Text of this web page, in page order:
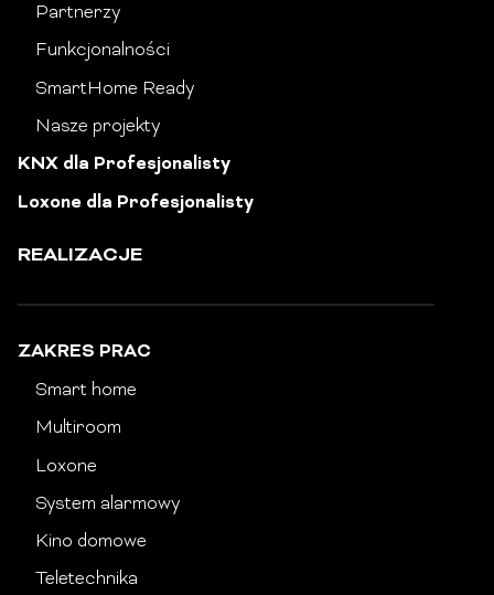
Partnerzy
Funkcjonalności
SmartHome Ready
Nasze projekty
KNX dla Profesjonalisty
Loxone dla Profesjonalisty
REALIZACJE
ZAKRES PRAC
Smart home
Multiroom
Loxone
System alarmowy
Kino domowe
Teletechnika